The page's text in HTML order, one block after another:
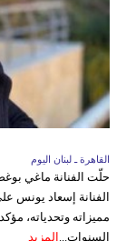
القاهرة ـ لبنان اليوم
حلّت الفنانة ماغي
مميزاته وتحدياته،
السنوات... المزيد